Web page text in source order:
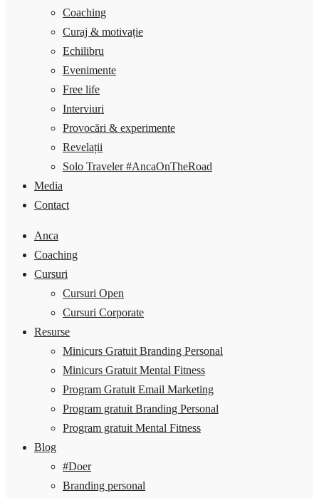
Coaching
Curaj & motivație
Echilibru
Evenimente
Free life
Interviuri
Provocări & experimente
Revelații
Solo Traveler #AncaOnTheRoad
Media
Contact
Anca
Coaching
Cursuri
Cursuri Open
Cursuri Corporate
Resurse
Minicurs Gratuit Branding Personal
Minicurs Gratuit Mental Fitness
Program Gratuit Email Marketing
Program gratuit Branding Personal
Program gratuit Mental Fitness
Blog
#Doer
Branding personal